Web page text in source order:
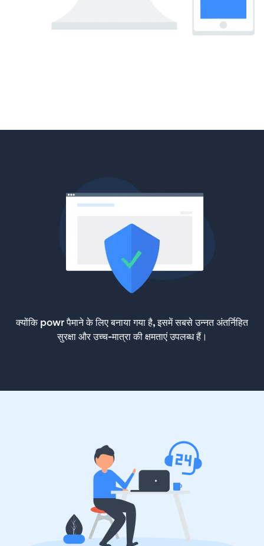
क्योंकि powr पैमाने के लिए बनाया गया है, इसमें सबसे उन्नत अंतर्निहित
सुरक्षा और उच्च-मात्रा की क्षमताएं उपलब्ध हैं।